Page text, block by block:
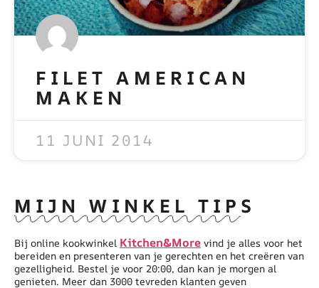
FILET AMERICAN
MAKEN
11 JUNI 2014
MIJN WINKEL TIPS
Bij online kookwinkel Kitchen&More vind je alles voor het
bereiden en presenteren van je gerechten en het creëren van
gezelligheid. Bestel je voor 20:00, dan kan je morgen al
genieten. Meer dan 3000 tevreden klanten geven